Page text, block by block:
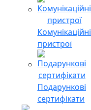
Комунікаційні
пристрої
Подарункові
сертифікати